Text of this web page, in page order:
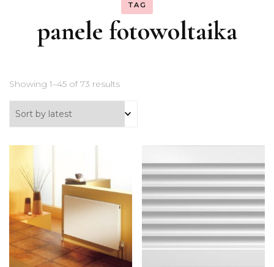
TAG
panele fotowoltaika
Showing 1–45 of 73 results